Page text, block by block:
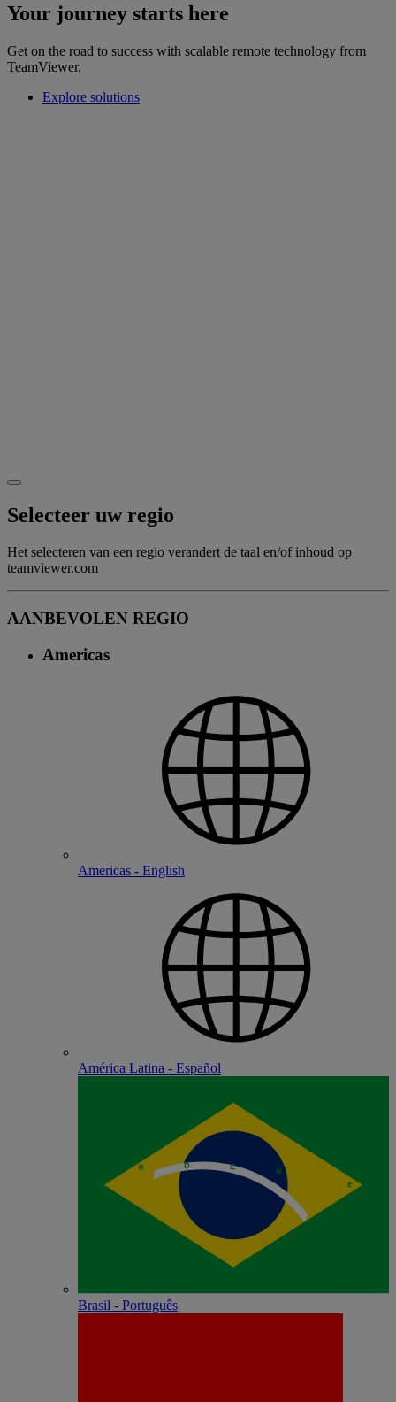
Your journey starts here
Get on the road to success with scalable remote technology from
TeamViewer.
Explore solutions
Selecteer uw regio
Het selecteren van een regio verandert de taal en/of inhoud op
teamviewer.com
AANBEVOLEN REGIO
Americas
Americas - English
América Latina - Español
Brasil - Português